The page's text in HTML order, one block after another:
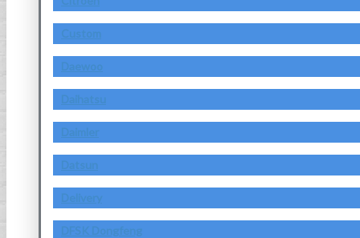
Custom
Daewoo
Daihatsu
Daimler
Datsun
Delivery
DFSK Dongfeng